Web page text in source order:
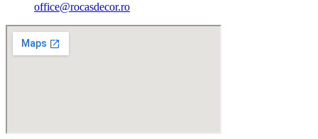
office@rocasdecor.ro